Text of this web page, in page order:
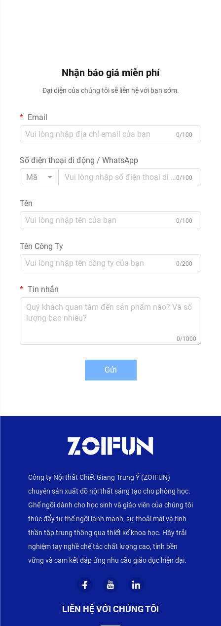
Nhận báo giá miễn phí
Đại diện của chúng tôi sẽ liên hệ với bạn sớm.
Email
0/100
Số điện thoại di động / WhatsApp
Mã
0/100
Tên
0/100
Tên Công Ty
0/200
Tin nhắn
0/1000
Gửi
Công ty Nội thất Chiết Giang Trung Ý (ZOIFUN)
chuyên sản xuất đồ nội thất sáng tạo cho phòng học.
Ghế ngồi dành cho học sinh và giáo viên của chúng tôi
thúc đẩy tư thế ngồi lành mạnh, sự thoải mái và tinh
thần tập trung thông qua thiết kế khoa học. Hãy trải
nghiệm tay nghề chế tác chất lượng cao, tính bền
vững và cam kết đáp ứng nhu cầu giáo dục hiện đại.
LIÊN HỆ VỚI CHÚNG TÔI